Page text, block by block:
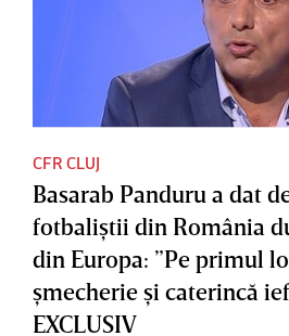
CFR CLUJ
Basarab Panduru a dat
fotbaliştii din România
din Europa: ”Pe primul
şmecherie şi caterincă
EXCLUSIV